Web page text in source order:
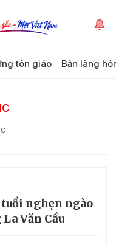
tôn giáo Bản làng
nghẹn ngào
Văn Cầu